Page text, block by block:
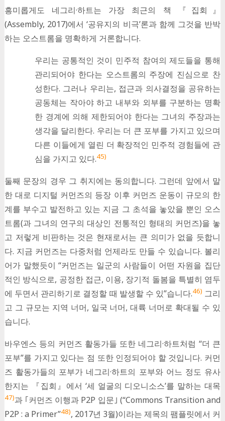
흥미롭게도 네그리·하트는 가장 최근의 책 『집회』
(Assembly, 2017)에서 ‘공유지의 비극’론과 함께 그것을 반박
하는 오스트롬을 명확하게 거론합니다.
우리는 공통적인 것이 민주적 참여의 제도들을 통해
관리되어야 한다는 오스트롬의 주장에 진심으로 찬
성한다. 그러나 우리는, 접근과 의사결정을 공유하는
공동체는 작아야 하고 내부와 외부를 구분하는 명확
한 경계에 의해 제한되어야 한다는 그녀의 주장과는
생각을 달리한다. 우리는 더 큰 포부를 가지고 있으며
다른 이들에게 열린 더 확장적인 민주적 경험들에 관
심을 가지고 있다.45)
둘째 문장의 경우 그 취지에는 동의합니다. 그런데 앞에서 말
한 대로 디지털 커먼즈의 등장 이후 커먼즈 운동이 규모의 한
계를 부수고 발전하고 있는 지금 그 초석을 놓았을 뿐인 오스
트롬(과 그녀의 연구의 대상인 전통적인 형태의 커먼즈)을 놓
고 저렇게 비판하는 것은 현재로서는 큰 의미가 없을 듯합니
다. 지금 커먼즈는 다중처럼 언제라도 만들 수 있습니다. 볼리
어가 말했듯이 “커먼즈는 일군의 사람들이 어떤 자원을 집단
적인 방식으로, 공정한 접근, 이용, 장기적 돌봄을 특별히 염두
에 두면서 관리하기로 결정할 때 발생할 수 있”습니다.46) 그리
고 그 규모는 지역 너머, 일국 너머, 대륙 너머로 확대될 수 있
습니다.
바우엔스 등의 커먼즈 활동가들 또한 네그리·하트처럼 “더 큰
포부”를 가지고 있다는 점 또한 인정되어야 할 것입니다. 커먼
즈 활동가들의 포부가 네그리·하트의 포부와 어느 정도 유사
한지는 『집회』에서 ‘세 얼굴의 디오니소스’를 말하는 대목
47)과 ｢커먼즈 이행과 P2P 입문｣ (“Commons Transition and
P2P : a Primer”48), 2017년 3월)이라는 제목의 팸플릿에서 커